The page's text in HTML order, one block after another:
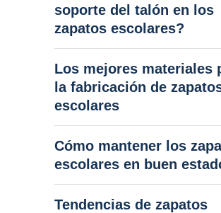
soporte del talón en los
zapatos escolares?
Los mejores materiales
la fabricación de
escolares
Cómo mantener los
escolares en buen
Tendencias de zapatos